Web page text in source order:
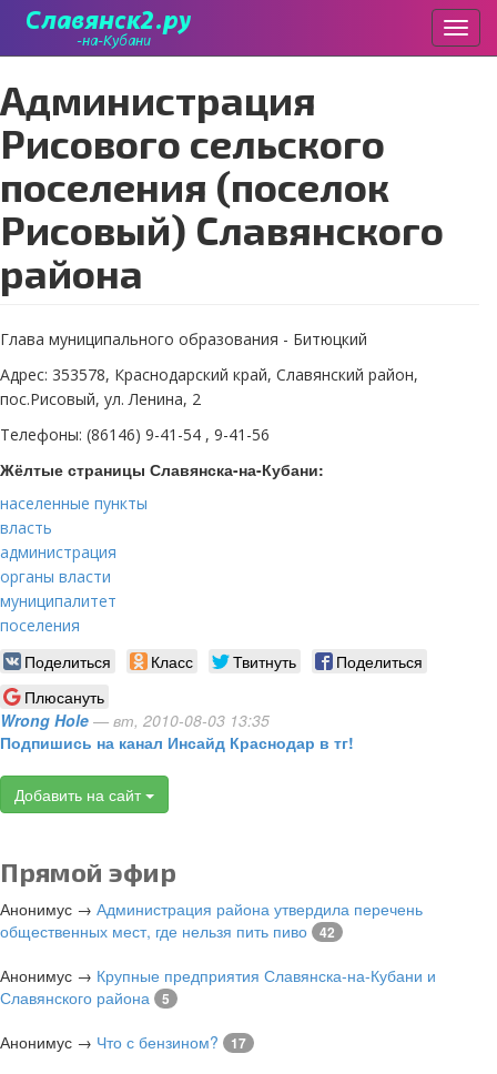
к
основному
содержанию
Администрация
Рисового сельского
поселения (поселок
Рисовый) Славянского
района
Глава муниципального образования - Битюцкий
Адрес: 353578, Краснодарский край, Славянский район,
пос.Рисовый, ул. Ленина, 2
Телефоны: (86146) 9-41-54 , 9-41-56
Жёлтые страницы Славянска-на-Кубани:
населенные пункты
власть
администрация
органы власти
муниципалитет
поселения
Поделиться Класс Твитнуть
Поделиться
Плюсануть
Wrong Hole — вт, 2010-08-03 13:35
Подпишись на канал Инсайд Краснодар в тг!
Добавить на сайт
Прямой эфир
Анонимус → Администрация района утвердила перечень
общественных мест, где нельзя пить пиво
42
Анонимус → Крупные предприятия Славянска-на-Кубани и
Славянского района
5
Анонимус → Что с бензином? 17